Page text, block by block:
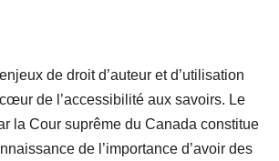
de droit d’auteur et d’utilisation
de l’accessibilité aux savoirs. Le
la Cour suprême du Canada constitue
de l’importance d’avoir des